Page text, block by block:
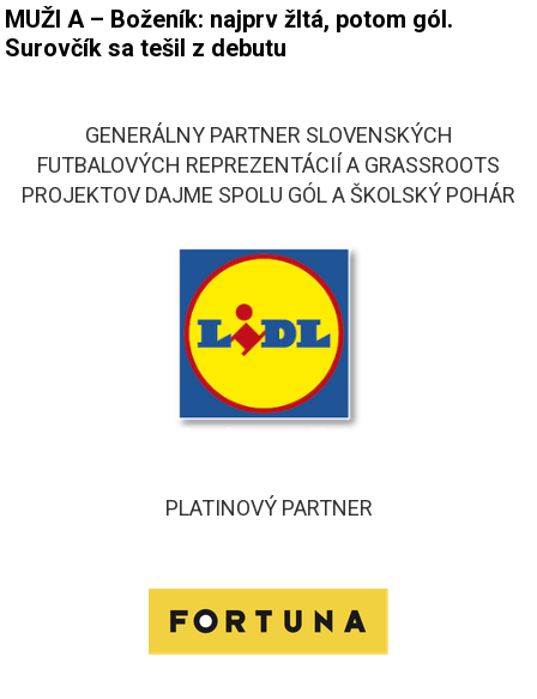
MUŽI A – Boženík: najprv žltá, potom gól.
Surovčík sa tešil z debutu
GENERÁLNY PARTNER SLOVENSKÝCH
FUTBALOVÝCH REPREZENTÁCIÍ A GRASSROOTS
PROJEKTOV DAJME SPOLU GÓL A ŠKOLSKÝ POHÁR
PLATINOVÝ PARTNER